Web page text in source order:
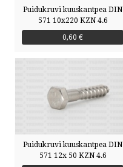
Puidukruvi kuuskantpea DIN
571 10x220 KZN 4.6
0,60 €
Puidukruvi kuuskantpea DIN
571 12x 50 KZN 4.6